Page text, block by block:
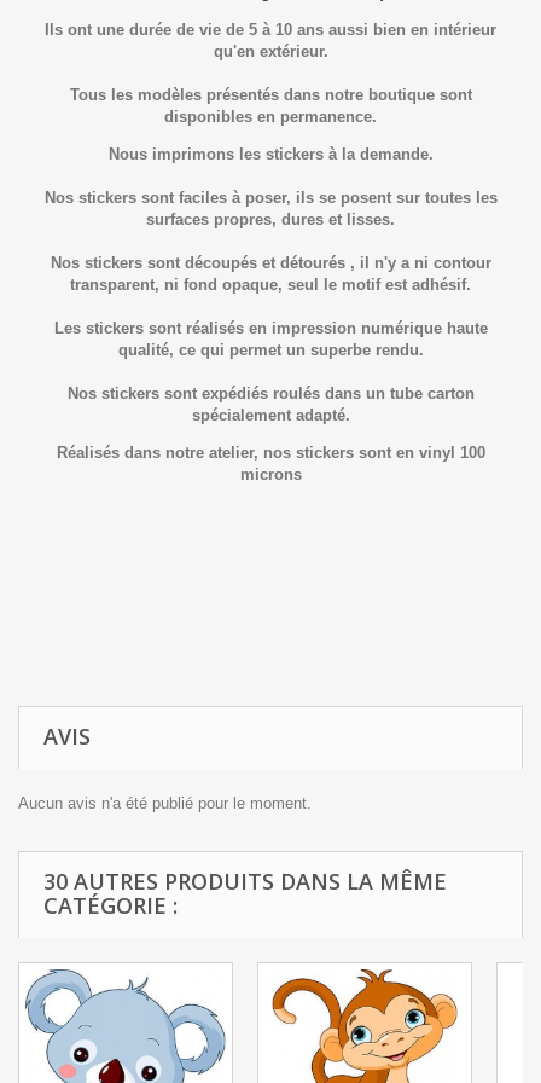
Ils ont une durée de vie de 5 à 10 ans aussi bien en intérieur
qu'en extérieur.
Tous les modèles présentés dans notre boutique sont
disponibles en permanence.
Nous imprimons les stickers à la demande.
Nos stickers sont faciles à poser, ils se posent sur toutes les
surfaces propres, dures et lisses.
Nos stickers sont découpés et détourés , il n'y a ni contour
transparent, ni fond opaque, seul le motif est adhésif.
Les stickers sont réalisés en impression numérique haute
qualité, ce qui permet un superbe rendu.
Nos stickers sont expédiés roulés dans un tube carton
spécialement adapté.
Réalisés dans notre atelier, nos stickers sont en vinyl 100
microns
AVIS
Aucun avis n'a été publié pour le moment.
30 AUTRES PRODUITS DANS LA MÊME
CATÉGORIE :